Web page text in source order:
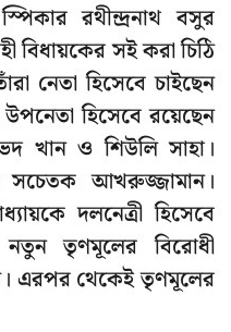
রথীন্দ্রনাথ বসুর
বিধায়কের সই করা চিঠি
নেতা হিসেবে চাইছেন
হিসেবে রয়েছেন
খান ও শিউলি সাহা।
সচেতক আখরুজ্জামান।
দলনেত্রী হিসেবে
তৃণমূলের বিরোধী
এরপর থেকেই তৃণমূলের